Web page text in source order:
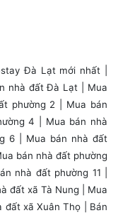
Đà Lạt mới nhất
nhà đất Đà Lạt
Mua
phường 2
Mua bán
4
Mua bán nhà
6
Mua bán nhà đất
bán nhà đất phường
nhà đất phường 11
đất xã Tà Nung | Mua
đất xã Xuân Thọ
Bán